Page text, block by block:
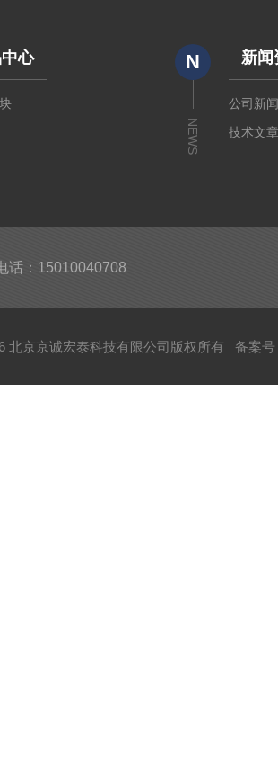
心 N
NEWS
新闻
公司新
技术文
话：15010040708
北京京诚宏泰科技有限公司版权所有 备案号